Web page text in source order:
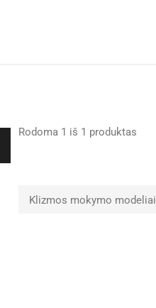
Rodoma 1 iš 1 produktas
Klizmos mokymo modeliai